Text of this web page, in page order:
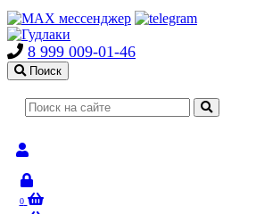
8 999 009-01-46
Поиск
0